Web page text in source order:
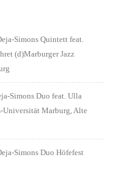
Simons Quintett feat.
(d)Marburger Jazz
Simons Duo feat. Ulla
Marburg, Alte
Simons Duo Höfefest